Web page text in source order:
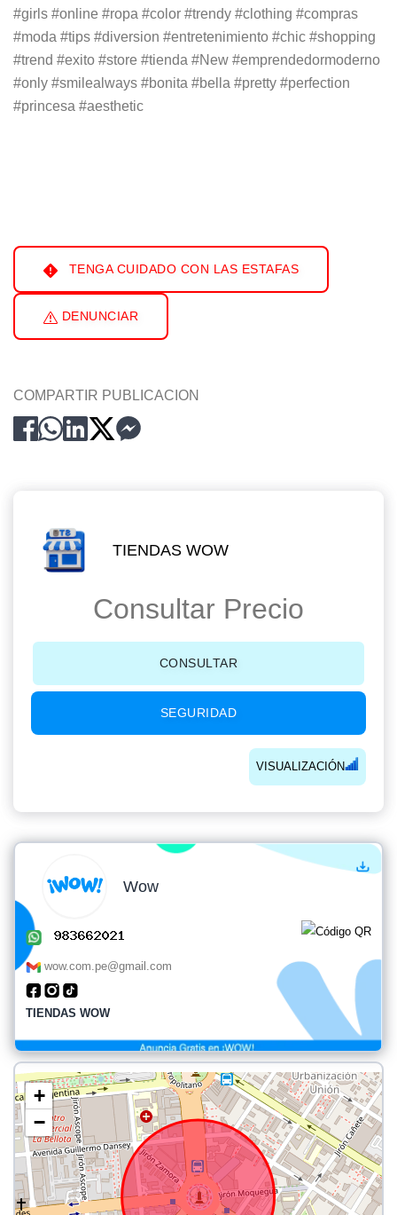
#girls #online #ropa #color #trendy #clothing #compras
#moda #tips #diversion #entretenimiento #chic #shopping
#trend #exito #store #tienda #New #emprendedormoderno
#only #smilealways #bonita #bella #pretty #perfection
#princesa #aesthetic
TENGA CUIDADO CON LAS ESTAFAS
DENUNCIAR
COMPARTIR PUBLICACION
TIENDAS WOW
Consultar Precio
CONSULTAR
SEGURIDAD
VISUALIZACIÓN
Wow
wow.com.pe@gmail.com
TIENDAS WOW
+
−